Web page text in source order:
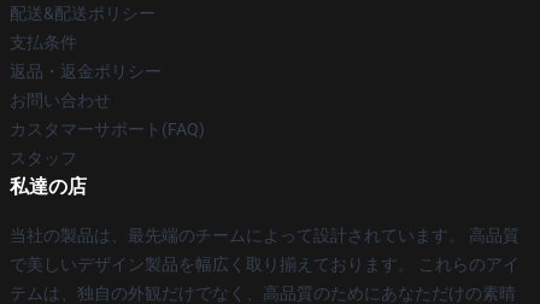
配送&配送ポリシー
支払条件
返品・返金ポリシー
お問い合わせ
カスタマーサポート(FAQ)
スタッフ
私達の店
当社の製品は、最先端のチームによって設計されています。 高品質
で美しいデザイン製品を幅広く取り揃えております。 これらのアイ
テムは、独自の外観だけでなく、高品質のためにあなただけの素晴